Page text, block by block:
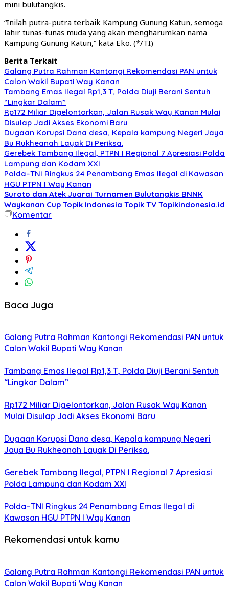
mini bulutangkis.
“Inilah putra-putra terbaik Kampung Gunung Katun, semoga
lahir tunas-tunas muda yang akan mengharumkan nama
Kampung Gunung Katun,” kata Eko. (*/TI)
Berita Terkait
Galang Putra Rahman Kantongi Rekomendasi PAN untuk
Calon Wakil Bupati Way Kanan
Tambang Emas Ilegal Rp1,3 T, Polda Diuji Berani Sentuh
“Lingkar Dalam”
Rp172 Miliar Digelontorkan, Jalan Rusak Way Kanan Mulai
Disulap Jadi Akses Ekonomi Baru
Dugaan Korupsi Dana desa, Kepala kampung Negeri Jaya
Bu Rukheanah Layak Di Periksa.
Gerebek Tambang Ilegal, PTPN I Regional 7 Apresiasi Polda
Lampung dan Kodam XXI
Polda–TNI Ringkus 24 Penambang Emas Ilegal di Kawasan
HGU PTPN I Way Kanan
Suroto dan Atek Juarai Turnamen Bulutangkis BNNK
Waykanan Cup Topik Indonesia Topik TV Topikindonesia.id
Komentar
Baca Juga
Galang Putra Rahman Kantongi Rekomendasi PAN untuk
Calon Wakil Bupati Way Kanan
Tambang Emas Ilegal Rp1,3 T, Polda Diuji Berani Sentuh
“Lingkar Dalam”
Rp172 Miliar Digelontorkan, Jalan Rusak Way Kanan
Mulai Disulap Jadi Akses Ekonomi Baru
Dugaan Korupsi Dana desa, Kepala kampung Negeri
Jaya Bu Rukheanah Layak Di Periksa.
Gerebek Tambang Ilegal, PTPN I Regional 7 Apresiasi
Polda Lampung dan Kodam XXI
Polda–TNI Ringkus 24 Penambang Emas Ilegal di
Kawasan HGU PTPN I Way Kanan
Rekomendasi untuk kamu
Galang Putra Rahman Kantongi Rekomendasi PAN untuk
Calon Wakil Bupati Way Kanan